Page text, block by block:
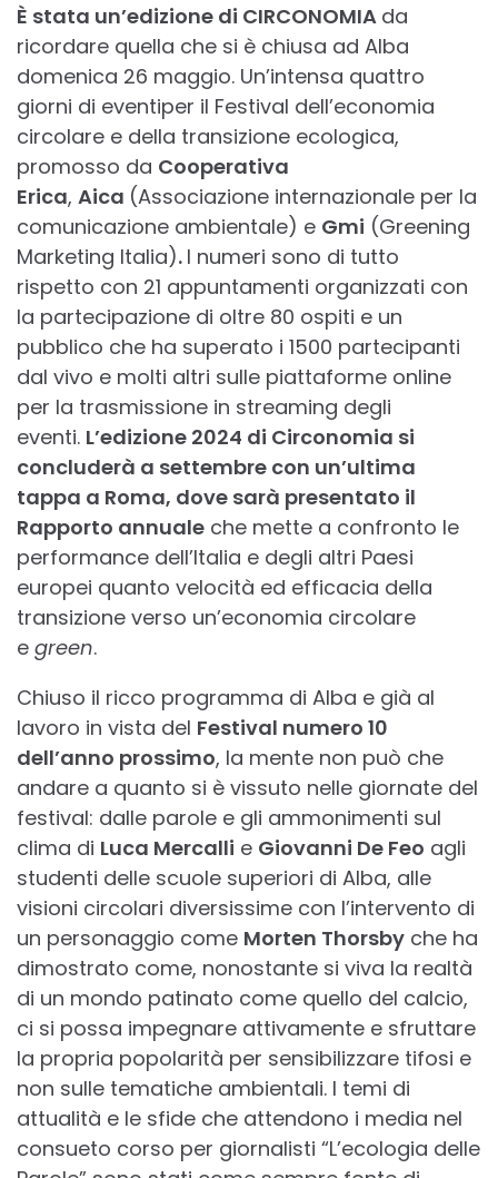
È stata un’edizione di CIRCONOMIA da
ricordare quella che si è chiusa ad Alba
domenica 26 maggio. Un’intensa quattro
giorni di eventiper il Festival dell’economia
circolare e della transizione ecologica,
promosso da Cooperativa
Erica, Aica (Associazione internazionale per la
comunicazione ambientale) e Gmi (Greening
Marketing Italia). I numeri sono di tutto
rispetto con 21 appuntamenti organizzati con
la partecipazione di oltre 80 ospiti e un
pubblico che ha superato i 1500 partecipanti
dal vivo e molti altri sulle piattaforme online
per la trasmissione in streaming degli
eventi. L’edizione 2024 di Circonomia si
concluderà a settembre con un’ultima
tappa a Roma, dove sarà presentato il
Rapporto annuale che mette a confronto le
performance dell’Italia e degli altri Paesi
europei quanto velocità ed efficacia della
transizione verso un’economia circolare
e green.
Chiuso il ricco programma di Alba e già al
lavoro in vista del Festival numero 10
dell’anno prossimo, la mente non può che
andare a quanto si è vissuto nelle giornate del
festival: dalle parole e gli ammonimenti sul
clima di Luca Mercalli e Giovanni De Feo agli
studenti delle scuole superiori di Alba, alle
visioni circolari diversissime con l’intervento di
un personaggio come Morten Thorsby che ha
dimostrato come, nonostante si viva la realtà
di un mondo patinato come quello del calcio,
ci si possa impegnare attivamente e sfruttare
la propria popolarità per sensibilizzare tifosi e
non sulle tematiche ambientali. I temi di
attualità e le sfide che attendono i media nel
consueto corso per giornalisti “L’ecologia delle